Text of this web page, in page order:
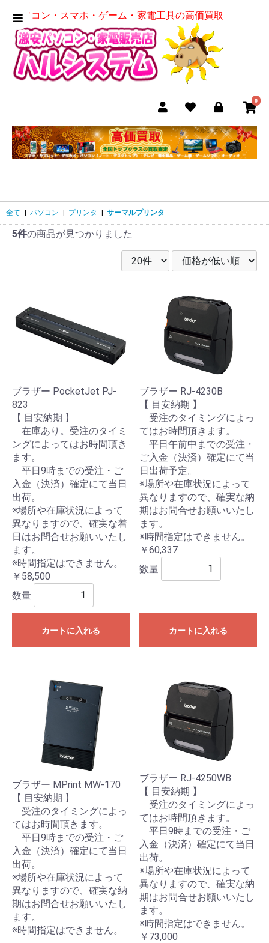
パソコン・スマホ・ゲーム・家電工具の高価買取
0
全て | パソコン | プリンタ | サーマルプリンタ
5件の商品が見つかりました
ブラザー PocketJet PJ-
823
【 目安納期 】
在庫あり。受注のタイミ
ングによってはお時間頂き
ます。
平日9時までの受注・ご
入金（決済）確定にて当日
出荷。
※場所や在庫状況によって
異なりますので、確実な着
日はお問合せお願いいたし
ます。
※時間指定はできません。
￥58,500
数量
カートに入れる
ブラザー RJ-4230B
【 目安納期 】
受注のタイミングによっ
てはお時間頂きます。
平日午前中までの受注・
ご入金（決済）確定にて当
日出荷予定。
※場所や在庫状況によって
異なりますので、確実な納
期はお問合せお願いいたし
ます。
※時間指定はできません。
￥60,337
数量
カートに入れる
ブラザー MPrint MW-170
【 目安納期 】
受注のタイミングによっ
てはお時間頂きます。
平日9時までの受注・ご
入金（決済）確定にて当日
出荷。
※場所や在庫状況によって
異なりますので、確実な納
期はお問合せお願いいたし
ます。
※時間指定はできません。
ブラザー RJ-4250WB
【 目安納期 】
受注のタイミングによっ
てはお時間頂きます。
平日9時までの受注・ご
入金（決済）確定にて当日
出荷。
※場所や在庫状況によって
異なりますので、確実な納
期はお問合せお願いいたし
ます。
※時間指定はできません。
￥73,000